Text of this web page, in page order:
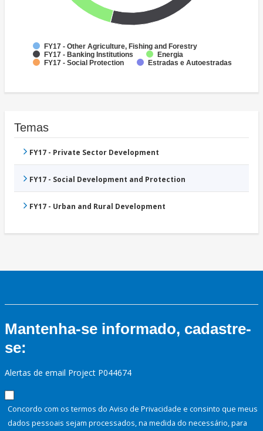
FY17 - Other Agriculture, Fishing and Forestry
FY17 - Banking Institutions
Energia
FY17 - Social Protection
Estradas e Autoestradas
Temas
FY17 - Private Sector Development
FY17 - Social Development and Protection
FY17 - Urban and Rural Development
Mantenha-se informado, cadastre-
se:
Alertas de email Project P044674
Concordo com os termos do Aviso de Privacidade e consinto que meus
dados pessoais sejam processados, na medida do necessário, para